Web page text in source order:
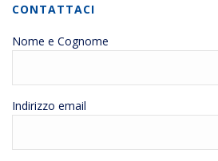
CONTATTACI
Nome e Cognome
Indirizzo email